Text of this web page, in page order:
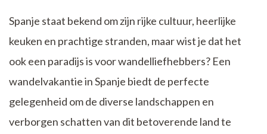
Spanje staat bekend om zijn rijke cultuur, heerlijke
keuken en prachtige stranden, maar wist je dat het
ook een paradijs is voor wandelliefhebbers? Een
wandelvakantie in Spanje biedt de perfecte
gelegenheid om de diverse landschappen en
verborgen schatten van dit betoverende land te